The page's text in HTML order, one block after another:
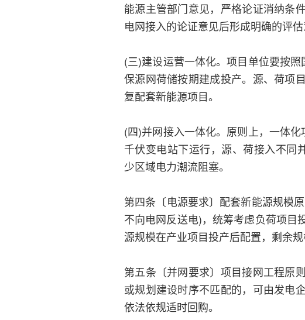
能源主管部门意见，严格论证消纳条
电网接入的论证意见后形成明确的评估
(三)建设运营一体化。项目单位要按
保源网荷储按期建成投产。源、荷项
复配套新能源项目。
(四)并网接入一体化。原则上，一体
千伏变电站下运行，源、荷接入不同
少区域电力潮流阻塞。
第四条〔电源要求〕配套新能源规模
不向电网反送电)，统筹考虑负荷项目
源规模在产业项目投产后配置，剩余
第五条〔并网要求〕项目接网工程原
或规划建设时序不匹配的，可由发电
依法依规适时回购。